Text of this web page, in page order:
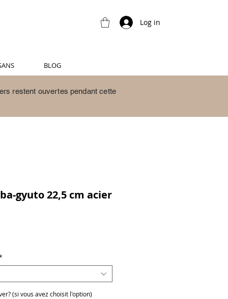
Log in
BLOG
restent ouvertes pendant cette
gyuto 22,5 cm acier
(si vous avez choisit l'option)